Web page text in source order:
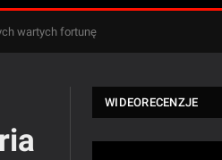
wartych fortunę
WIDEORECENZJE